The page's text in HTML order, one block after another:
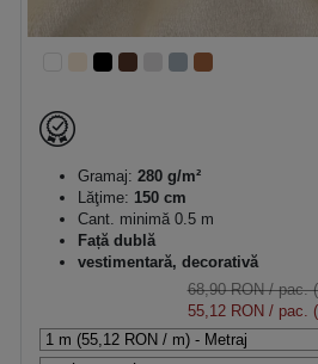
Gramaj: 280 g/m²
Lăţime: 150 cm
Cant. minimă 0.5 m
Față dublă
vestimentară, decorativă
68,90 RON/ pac.
55,12 RON / pac.